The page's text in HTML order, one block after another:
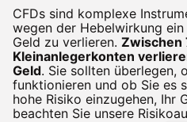
CFDs sind komplexe
wegen der Hebelwirkung ein
Geld zu verlieren. Zwischen
Kleinanlegerkonten
Geld. Sie sollten überlegen,
funktionieren und ob Sie es
hohe Risiko einzugehen, Ihr
beachten Sie unsere